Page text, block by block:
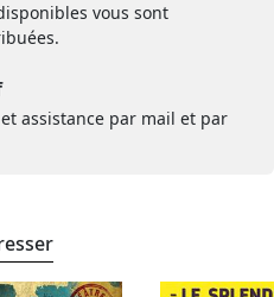
vous sont
assistance par mail et par